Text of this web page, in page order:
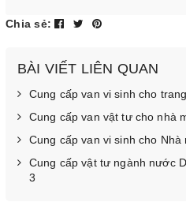
Chia sẻ:
BÀI VIẾT LIÊN QUAN
Cung cấp van vi sinh cho
Cung cấp van vật tư cho nhà
Cung cấp van vi sinh cho
Cung cấp vật tư ngành nước
3